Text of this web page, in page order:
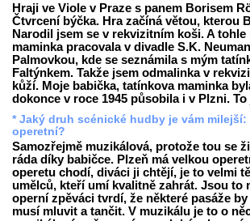
Hraji ve Viole v Praze s panem Borisem
Čtvrcení býčka. Hra začíná větou, kterou
Narodil jsem se v rekvizitním koši. A
maminka pracovala v divadle S.K.
Palmovkou, kde se seznámila s mým
Faltýnkem. Takže jsem odmalinka v
kůží. Moje babička, tatínkova maminka
dokonce v roce 1945 působila i v Plzni.
* Jaký druh scénické hudby je vám milejší:
operetní?
Samozřejmě muzikálová, protože tou se
ráda díky babičce. Plzeň má velkou
operetu chodí, diváci ji chtějí, je to velmi
umělců, kteří umí kvalitně zahrát. Jsou to
operní zpěváci tvrdí, že některé pasáže
musí mluvit a tančit. V muzikálu je to o